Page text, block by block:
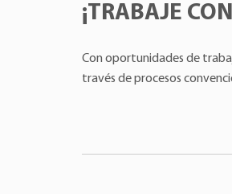
¡TRABAJE
Con oportunidades de
través de procesos